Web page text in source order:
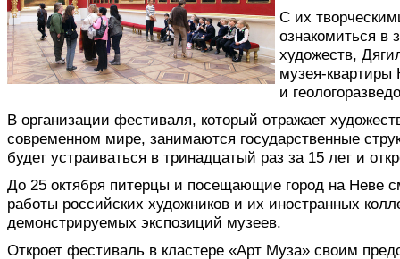
C их
ознакомиться в
художеств,
музея-квартиры
и
В организации фестиваля, который отражает
современном мире, занимаются государственные
будет устраиваться в тринадцатый раз за 15 лет и
До 25 октября питерцы и посещающие город на Неве
работы российских художников и их иностранных
демонстрируемых экспозиций музеев.
Откроет фестиваль в кластере «Арт Муза» своим